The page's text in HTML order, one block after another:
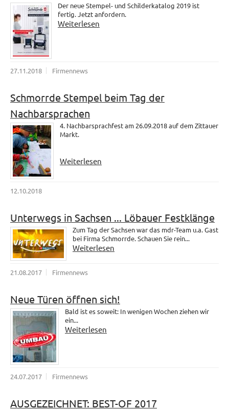
Der neue Stempel- und Schilderkatalog 2019 ist
fertig. Jetzt anfordern.
Weiterlesen
27.11.2018 Firmennews
Schmorrde Stempel beim Tag der
Nachbarsprachen
4. Nachbarsprachfest am 26.09.2018 auf dem Zittauer
Markt.
Weiterlesen
12.10.2018
Unterwegs in Sachsen ... Löbauer Festklänge
Zum Tag der Sachsen war das mdr-Team u.a. Gast
bei Firma Schmorrde. Schauen Sie rein...
Weiterlesen
21.08.2017 Firmennews
Neue Türen öffnen sich!
Bald ist es soweit: In wenigen Wochen ziehen wir
ein...
Weiterlesen
24.07.2017 Firmennews
AUSGEZEICHNET: BEST-OF 2017